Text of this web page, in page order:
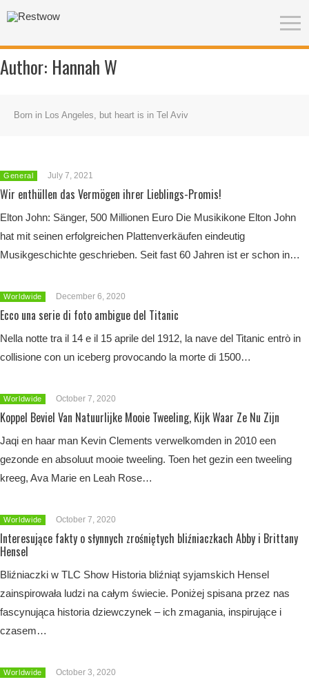
Author: Hannah W
Born in Los Angeles, but heart is in Tel Aviv
General July 7, 2021
Wir enthüllen das Vermögen ihrer Lieblings-Promis!
Elton John: Sänger, 500 Millionen Euro Die Musikikone Elton John
hat mit seinen erfolgreichen Plattenverkäufen eindeutig
Musikgeschichte geschrieben. Seit fast 60 Jahren ist er schon in…
Worldwide December 6, 2020
Ecco una serie di foto ambigue del Titanic
Nella notte tra il 14 e il 15 aprile del 1912, la nave del Titanic entrò in
collisione con un iceberg provocando la morte di 1500…
Worldwide October 7, 2020
Koppel Beviel Van Natuurlijke Mooie Tweeling, Kijk Waar Ze Nu Zijn
Jaqi en haar man Kevin Clements verwelkomden in 2010 een
gezonde en absoluut mooie tweeling. Toen het gezin een tweeling
kreeg, Ava Marie en Leah Rose…
Worldwide October 7, 2020
Interesujące fakty o słynnych zrośniętych bliźniaczkach Abby i Brittany
Hensel
Bliźniaczki w TLC Show Historia bliźniąt syjamskich Hensel
zainspirowała ludzi na całym świecie. Poniżej spisana przez nas
fascynująca historia dziewczynek – ich zmagania, inspirujące i
czasem…
Worldwide October 3, 2020